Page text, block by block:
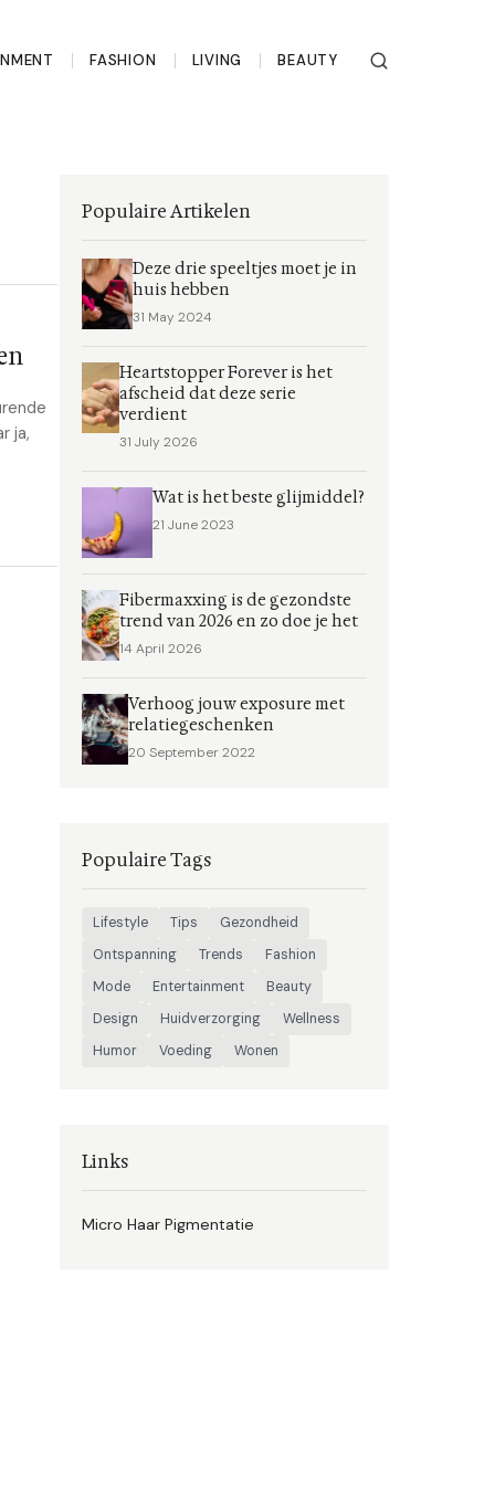
FASHION LIVING BEAUTY
ja,
Populaire Artikelen
Deze drie speeltjes moet je in
huis hebben
31 May 2024
Heartstopper Forever is het
afscheid dat deze serie
verdient
31 July 2026
Wat is het beste glijmiddel?
21 June 2023
Fibermaxxing is de gezondste
trend van 2026 en zo doe je het
14 April 2026
Verhoog jouw exposure met
relatiegeschenken
20 September 2022
Populaire Tags
Lifestyle Tips
Gezondheid
Ontspanning
Trends
Fashion
Mode
Entertainment
Beauty
Design
Huidverzorging
Wellness
Humor
Voeding Wonen
Links
Micro Haar Pigmentatie